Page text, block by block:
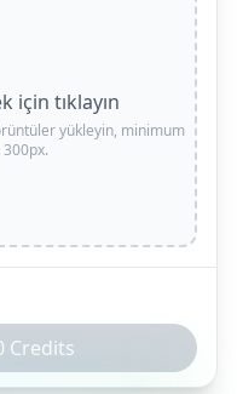
için tıklayın
yükleyin, minimum
Credits